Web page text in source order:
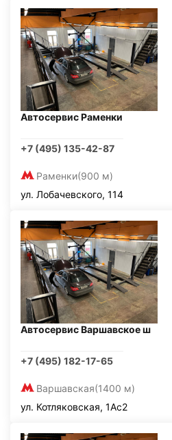
Автосервис Раменки
+7 (495) 135-42-87
Раменки(900 м)
ул. Лобачевского, 114
Автосервис Варшавское ш
+7 (495) 182-17-65
Варшавская(1400 м)
ул. Котляковская, 1Ас2